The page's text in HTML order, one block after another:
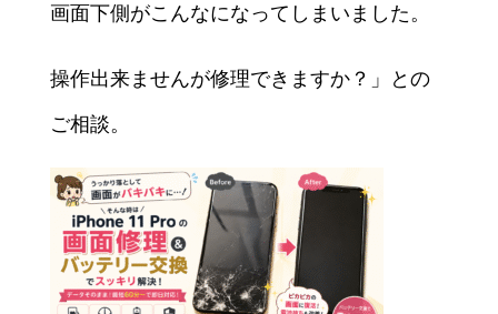
画面下側がこんなになってしまいました。
操作出来ませんが修理できますか？」との
ご相談。